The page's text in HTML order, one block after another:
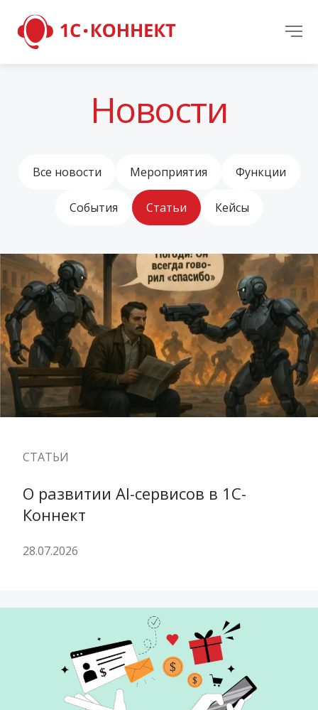
Новости
Все новости Мероприятия Функции
События Статьи Кейсы
СТАТЬИ
О развитии AI-сервисов в 1С-
Коннект
28.07.2026